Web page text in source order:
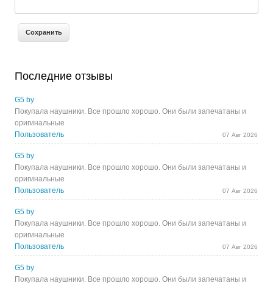
Последние отзывы
G5 by
Покупала наушники. Все прошло хорошо. Они были запечатаны и
оригинальные
Пользователь
07 Авг 2026
G5 by
Покупала наушники. Все прошло хорошо. Они были запечатаны и
оригинальные
Пользователь
07 Авг 2026
G5 by
Покупала наушники. Все прошло хорошо. Они были запечатаны и
оригинальные
Пользователь
07 Авг 2026
G5 by
Покупала наушники. Все прошло хорошо. Они были запечатаны и